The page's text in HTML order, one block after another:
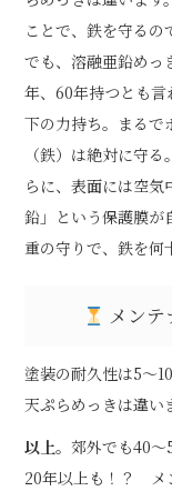
ことで、鉄を守るの
でも、溶融亜鉛めっ
年、60年持つとも
下の力持ち。まるで
（鉄）は絶対に守る
らに、表面には空
鉛」という保護膜が
重の守りで、鉄を何
メンテ
塗装の耐久性は5〜
天ぷらめっきは違い
以上。郊外でも40〜
20年以上も！？ メ